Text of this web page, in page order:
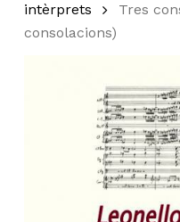
intèrprets
Tres
consolacions)